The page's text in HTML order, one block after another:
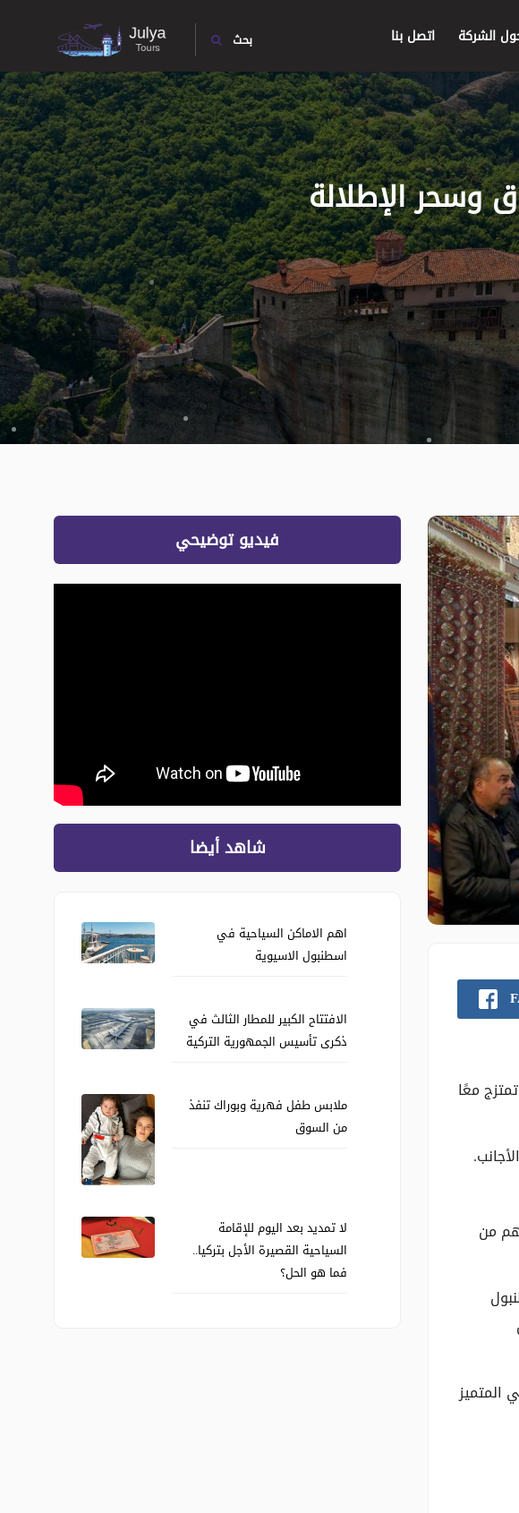
بحث الشركة اتصل بنا
وسحر الإطلالة
معًا
من
المتميز
فيديو توضيحي
شاهد أيضا
اهم الاماكن السياحية في
اسطنبول الاسيوية
الافتتاح الكبير للمطار الثالث في
ذكرى تأسيس الجمهورية التركية
ملابس طفل فهرية وبوراك تنفذ
من السوق
لا تمديد بعد اليوم للإقامة
السياحية القصيرة الأجل بتركيا..
فما هو الحل؟